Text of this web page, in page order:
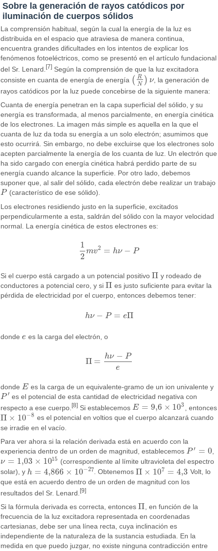
Sobre la generación de rayos catódicos por
iluminación de cuerpos sólidos
La comprensión habitual, según la cual la energía de la luz es
distribuida en el espacio que atraviesa de manera continua,
encuentra grandes dificultades en los intentos de explicar los
fenómenos fotoeléctricos, como se presentó en el artículo fundacional
del Sr. Lenard.[7] Según la comprensión de que la luz excitadora
consiste en cuanta de energía de energía ( R
N ) ν
( RN )ν
, la generación de
rayos catódicos por la luz puede concebirse de la siguiente manera:
Cuanta de energía penetran en la capa superficial del sólido, y su
energía es transformada, al menos parcialmente, en energía cinética
de los electrones. La imagen más simple es aquella en la que el
cuanta de luz da toda su energía a un solo electrón; asumimos que
esto ocurrirá. Sin embargo, no debe excluirse que los electrones solo
acepten parcialmente la energía de los cuanta de luz. Un electrón que
ha sido cargado con energía cinética habrá perdido parte de su
energía cuando alcance la superficie. Por otro lado, debemos
suponer que, al salir del sólido, cada electrón debe realizar un trabajo
P
P (característico de ese sólido).
Los electrones residiendo justo en la superficie, excitados
perpendicularmente a esta, saldrán del sólido con la mayor velocidad
normal. La energía cinética de estos electrones es:
1
2
mv2 = hν − P
12m v2=hν−P
Si el cuerpo está cargado a un potencial positivo Π
Π y rodeado de
conductores a potencial cero, y si Π
Π es justo suficiente para evitar la
pérdida de electricidad por el cuerpo, entonces debemos tener:
hν − P = eΠ
hν−P= eΠ
dondee
e es la carga del electrón, o
Π =
hν − P
e
Π= hν−Pe
donde E
E es la carga de un equivalente-gramo de un ion univalente y
P ′
P′
es el potencial de esta cantidad de electricidad negativa con
respecto a ese cuerpo.[8] Si establecemosE = 9,6 × 103
E= 9,6 ×10 3 , entonces
Π × 10−8
Π× 10 −8
es el potencial en voltios que el cuerpo alcanzará cuando
se irradie en el vacío.
Para ver ahora si la relación derivada está en acuerdo con la
experiencia dentro de un orden de magnitud, establecemosP ′ = 0
P′= 0 ,
ν = 1,03 × 1015
ν= 1,03×10 15
(correspondiente al límite ultravioleta del espectro
solar), y h = 4,866 × 10−27
h=4,866×10 −27 . Obtenemos Π × 107 = 4,3
Π× 10 7=4 3
Volt, lo
que está en acuerdo dentro de un orden de magnitud con los
resultados del Sr. Lenard.[9]
Si la fórmula derivada es correcta, entonces Π
Π
, en función de la
frecuencia de la luz excitadora representada en coordenadas
cartesianas, debe ser una línea recta, cuya inclinación es
independiente de la naturaleza de la sustancia estudiada. En la
medida en que puedo juzgar, no existe ninguna contradicción entre